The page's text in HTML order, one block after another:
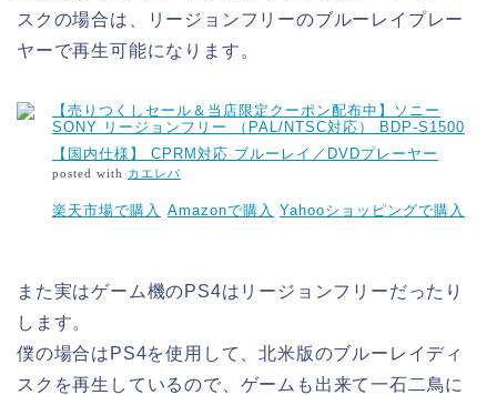
スクの場合は、リージョンフリーのブルーレイプレー
ヤーで再生可能になります。
【売りつくしセール＆当店限定クーポン配布中】ソニー
SONY リージョンフリー （PAL/NTSC対応） BDP-S1500
【国内仕様】 CPRM対応 ブルーレイ／DVDプレーヤー
posted with カエレバ
楽天市場で購入 Amazonで購入 Yahooショッピングで購入
また実はゲーム機のPS4はリージョンフリーだったり
します。
僕の場合はPS4を使用して、北米版のブルーレイディ
スクを再生しているので、ゲームも出来て一石二鳥に